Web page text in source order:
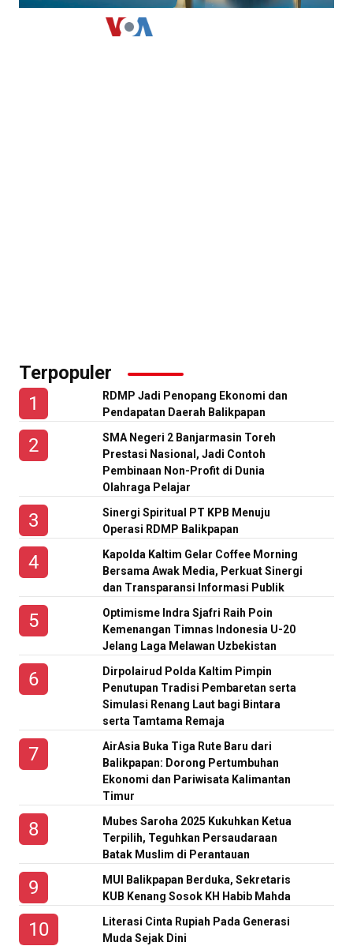
Terpopuler
RDMP Jadi Penopang Ekonomi dan
Pendapatan Daerah Balikpapan
SMA Negeri 2 Banjarmasin Toreh
Prestasi Nasional, Jadi Contoh
Pembinaan Non-Profit di Dunia
Olahraga Pelajar
Sinergi Spiritual PT KPB Menuju
Operasi RDMP Balikpapan
Kapolda Kaltim Gelar Coffee Morning
Bersama Awak Media, Perkuat Sinergi
dan Transparansi Informasi Publik
Optimisme Indra Sjafri Raih Poin
Kemenangan Timnas Indonesia U-20
Jelang Laga Melawan Uzbekistan
Dirpolairud Polda Kaltim Pimpin
Penutupan Tradisi Pembaretan serta
Simulasi Renang Laut bagi Bintara
serta Tamtama Remaja
AirAsia Buka Tiga Rute Baru dari
Balikpapan: Dorong Pertumbuhan
Ekonomi dan Pariwisata Kalimantan
Timur
Mubes Saroha 2025 Kukuhkan Ketua
Terpilih, Teguhkan Persaudaraan
Batak Muslim di Perantauan
MUI Balikpapan Berduka, Sekretaris
KUB Kenang Sosok KH Habib Mahda
Literasi Cinta Rupiah Pada Generasi
Muda Sejak Dini